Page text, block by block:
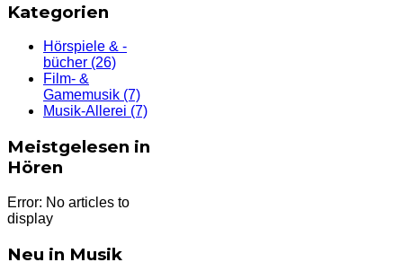
Kategorien
Hörspiele & -
bücher (26)
Film- &
Gamemusik (7)
Musik-Allerei (7)
Meistgelesen in
Hören
Error: No articles to
display
Neu in Musik